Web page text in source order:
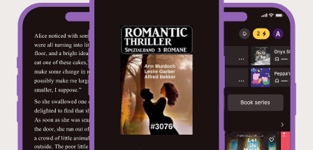
widerwillig die Tür. Eleanor stieg aus, ihr dunkler
Reisemantel flatterte im Wind. Der Regen
durchnässte sie sofort bis auf die Haut.